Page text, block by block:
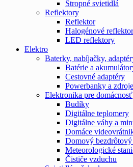
Stropné svietidlá
Reflektory
Reflektor
Halogénové
LED reflektory
Elektro
Baterky, nabíjačky,
Batérie a
Cestovné adaptéry
Powerbanky a zdroje
Elektronika pre domácnosť
Budíky
Digitálne teplomery
Digitálne váhy a
Domáce
Domový
Meteorologické
Čističe vzduchu